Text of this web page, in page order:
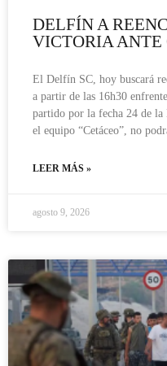
DELFÍN A
VICTORIA ANTE
El Delfín SC, hoy buscará
a partir de las 16h30
partido por la fecha 24 de la
el equipo “Cetáceo”, no
LEER MÁS »
agosto 9, 2026